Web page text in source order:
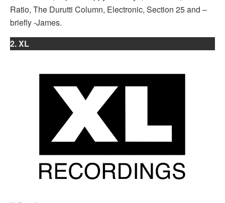
Ratio, The Durutti Column, Electronic, Section 25 and –
briefly -James.
2. XL